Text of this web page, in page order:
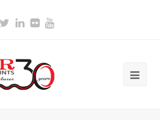
Twitter
LinkedIn
FlickrYoutube